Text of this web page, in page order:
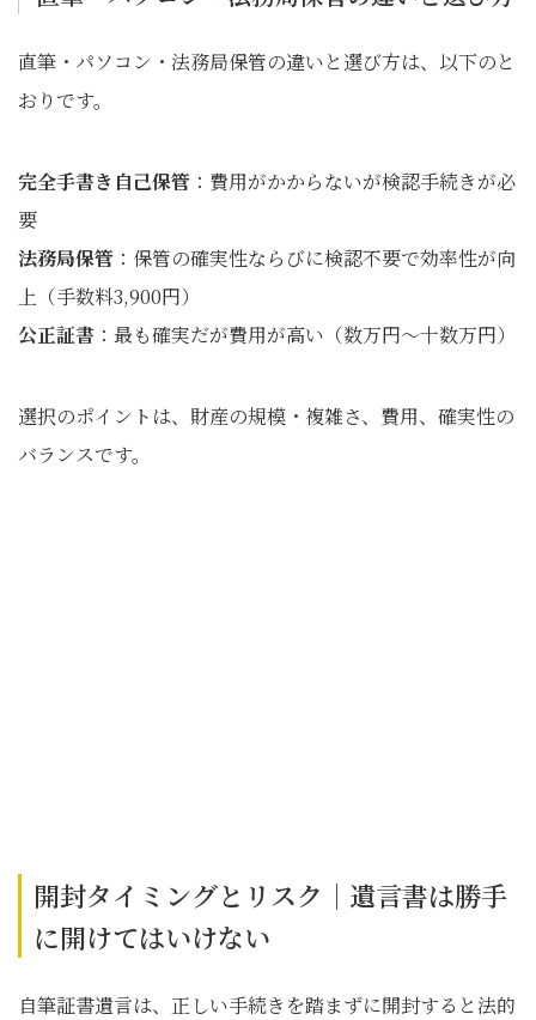
直筆・パソコン・法務局保管の違いと選び方は、以下のと
おりです。
完全手書き自己保管 ：費用がかからないが検認手続きが必
要
法務局保管 ：保管の確実性ならびに検認不要で効率性が向
上（手数料3,900円）
公正証書 ：最も確実だが費用が高い（数万円〜十数万円）
選択のポイントは、財産の規模・複雑さ、費用、確実性の
バランスです。
開封タイミングとリスク｜遺言書は勝手
に開けてはいけない
自筆証書遺言は、正しい手続きを踏まずに開封すると法的